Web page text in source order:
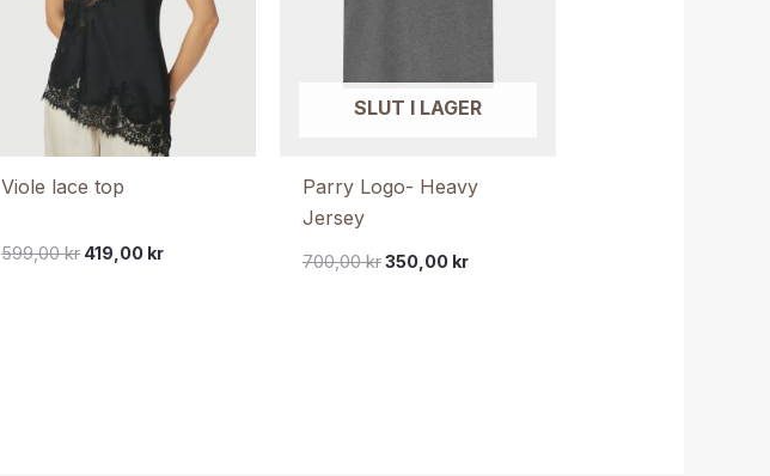
Viole lace top
599,00kr 419,00 kr
SLUT I LAGER
Parry Logo- Heavy
Jersey
700,00kr350,00 kr